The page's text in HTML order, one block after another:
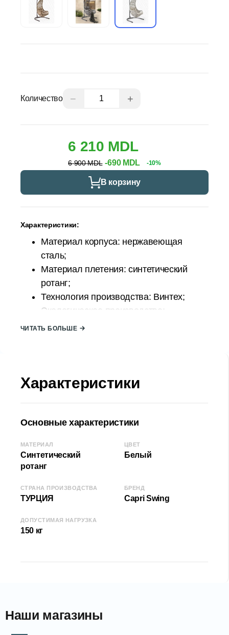
Количество − +
6 210 MDL
6 900 MDL -690 MDL -10%
В корзину
Характеристики:
Материал корпуса: нержавеющая
сталь;
Материал плетения: синтетический
ротанг;
Технология производства: Винтех;
Экологическое производство;
Простой в уходе;
Страна происхождения: ТУРЦИЯ;
Размер кадра:
Высота (В): 212 см
Размер качелей:
Ширина (Д): 75 см
Глубина (Г): 82 см
КОД:2000004566
ЧИТАТЬ БОЛЬШЕ
Характеристики
Основные характеристики
МАТЕРИАЛ
Синтетический
ротанг
ЦВЕТ
Белый
СТРАНА ПРОИЗВОДСТВА
ТУРЦИЯ
БРЕНД
Capri Swing
ДОПУСТИМАЯ НАГРУЗКА
150 кг
Наши магазины